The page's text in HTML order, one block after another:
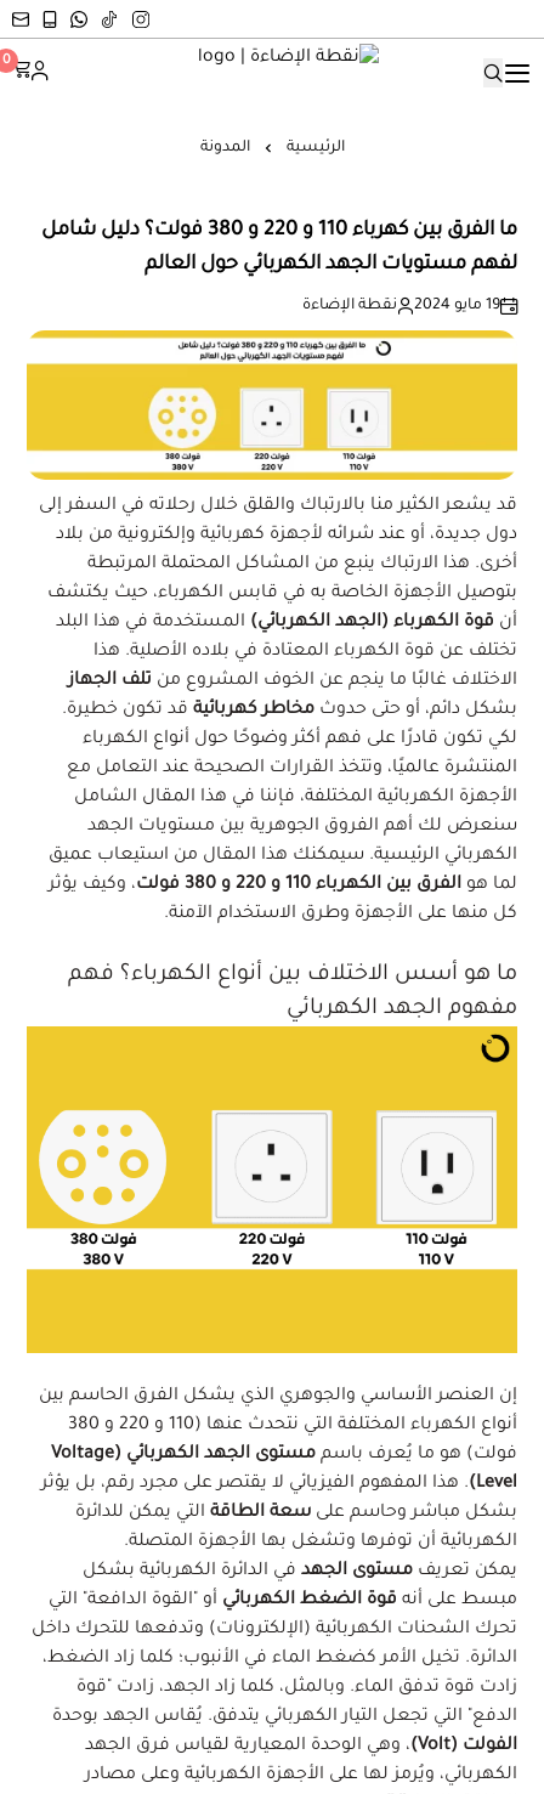
نقطة الإضاءة 0
الرئيسية المدونة
ما الفرق بين كهرباء 110 و 220 و 380 فولت؟ دليل شامل
لفهم مستويات الجهد الكهربائي حول العالم
19 مايو 2024 نقطة الإضاءة
قد يشعر الكثير منا بالارتباك والقلق خلال رحلاته في السفر إلى
دول جديدة، أو عند شرائه لأجهزة كهربائية وإلكترونية من بلاد
أخرى. هذا الارتباك ينبع من المشاكل المحتملة المرتبطة
بتوصيل الأجهزة الخاصة به في قابس الكهرباء، حيث يكتشف
أن قوة الكهرباء (الجهد الكهربائي) المستخدمة في هذا البلد
تختلف عن قوة الكهرباء المعتادة في بلاده الأصلية. هذا
الاختلاف غالبًا ما ينجم عن الخوف المشروع من تلف الجهاز
بشكل دائم، أو حتى حدوث مخاطر كهربائية قد تكون خطيرة.
لكي تكون قادرًا على فهم أكثر وضوحًا حول أنواع الكهرباء
المنتشرة عالميًا، وتتخذ القرارات الصحيحة عند التعامل مع
الأجهزة الكهربائية المختلفة، فإننا في هذا المقال الشامل
سنعرض لك أهم الفروق الجوهرية بين مستويات الجهد
الكهربائي الرئيسية. سيمكنك هذا المقال من استيعاب عميق
لما هو الفرق بين الكهرباء 110 و 220 و 380 فولت
، وكيف يؤثر
كل منها على الأجهزة وطرق الاستخدام الآمنة.
ما هو أسس الاختلاف بين أنواع الكهرباء؟ فهم
مفهوم الجهد الكهربائي
إن العنصر الأساسي والجوهري الذي يشكل الفرق الحاسم بين
أنواع الكهرباء المختلفة التي نتحدث عنها (110 و 220 و 380
فولت) هو ما يُعرف باسم
مستوى الجهد الكهربائي (Voltage
Level) . هذا المفهوم الفيزيائي لا يقتصر على مجرد رقم، بل يؤثر
بشكل مباشر وحاسم على سعة الطاقة التي يمكن للدائرة
الكهربائية أن توفرها وتشغل بها الأجهزة المتصلة.
يمكن تعريف مستوى الجهد في الدائرة الكهربائية بشكل
مبسط على أنه قوة الضغط الكهربائي أو "القوة الدافعة" التي
تحرك الشحنات الكهربائية (الإلكترونات) وتدفعها للتحرك داخل
الدائرة. تخيل الأمر كضغط الماء في الأنبوب؛ كلما زاد الضغط،
زادت قوة تدفق الماء. وبالمثل، كلما زاد الجهد، زادت "قوة
الدفع" التي تجعل التيار الكهربائي يتدفق. يُقاس الجهد بوحدة
الفولت (Volt)
، وهي الوحدة المعيارية لقياس فرق الجهد
الكهربائي، ويُرمز لها على الأجهزة الكهربائية وعلى مصادر